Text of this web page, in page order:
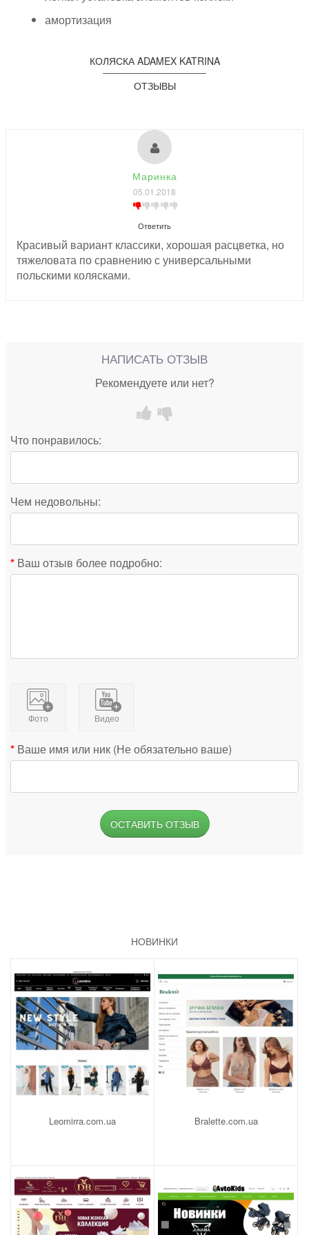
амортизация
КОЛЯСКА ADAMEX KATRINA
ОТЗЫВЫ
Маринка
05.01.2018
Ответить
Красивый вариант классики, хорошая расцветка, но
тяжеловата по сравнению с универсальными
польскими колясками.
НАПИСАТЬ ОТЗЫВ
Рекомендуете или нет?
Что понравилось:
Чем недовольны:
Ваш отзыв более подробно:
Фото Видео
Ваше имя или ник (Не обязательно ваше)
ОСТАВИТЬ ОТЗЫВ
НОВИНКИ
Leomirra.com.ua Bralette.com.ua